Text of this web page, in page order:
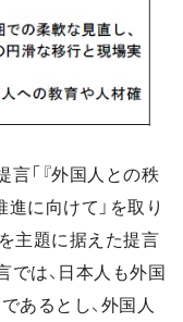
「『外国人との秩
に向けて」を取り
主題に据えた提言
では、日本人も外国
あるとし、外国人